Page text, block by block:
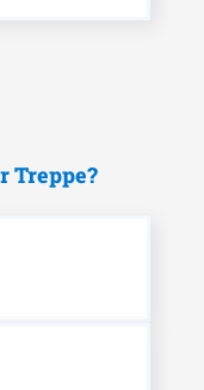
Treppe?